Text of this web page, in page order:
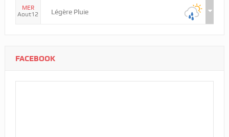
MER
Aout12
Légère Pluie
FACEBOOK